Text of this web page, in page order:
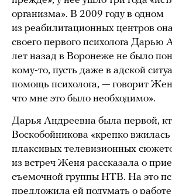
организма». В 2009 году в одном
из реабилитационных центров
своего первого психолога Дарью
лет назад в Воронеже не было
кому-то, пусть даже в адской
помощь психолога, — говорит
что мне это было необходимо».
Дарья Андреевна была первой,
Воскобойникова «крепко
плаксивых телевизионных
из встреч Женя рассказала о
съемочной группы НТВ. На это
предложила ей подумать о